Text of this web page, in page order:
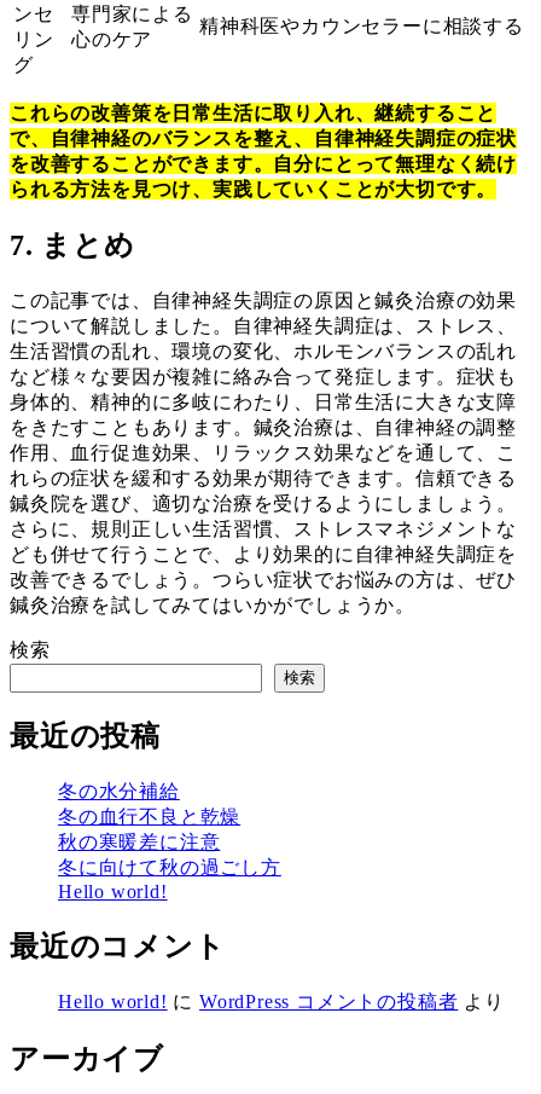
ンセ
リン
グ
専門家による
心のケア
精神科医やカウンセラーに相談する
これらの改善策を日常生活に取り入れ、継続すること
で、自律神経のバランスを整え、自律神経失調症の症状
を改善することができます。自分にとって無理なく続け
られる方法を見つけ、実践していくことが大切です。
7. まとめ
この記事では、自律神経失調症の原因と鍼灸治療の効果
について解説しました。自律神経失調症は、ストレス、
生活習慣の乱れ、環境の変化、ホルモンバランスの乱れ
など様々な要因が複雑に絡み合って発症します。症状も
身体的、精神的に多岐にわたり、日常生活に大きな支障
をきたすこともあります。鍼灸治療は、自律神経の調整
作用、血行促進効果、リラックス効果などを通して、こ
れらの症状を緩和する効果が期待できます。信頼できる
鍼灸院を選び、適切な治療を受けるようにしましょう。
さらに、規則正しい生活習慣、ストレスマネジメントな
ども併せて行うことで、より効果的に自律神経失調症を
改善できるでしょう。つらい症状でお悩みの方は、ぜひ
鍼灸治療を試してみてはいかがでしょうか。
検索
検索
最近の投稿
冬の水分補給
冬の血行不良と乾燥
秋の寒暖差に注意
冬に向けて秋の過ごし方
Hello world!
最近のコメント
Hello world! にWordPress コメントの投稿者 より
アーカイブ